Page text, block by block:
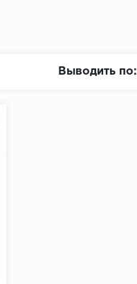
Выводить по: